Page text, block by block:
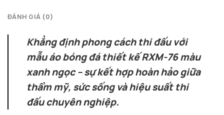
ĐÁNH GIÁ (0)
Khẳng định phong cách thi đấu với
mẫu áo bóng đá thiết kế RXM-76 màu
xanh ngọc – sự kết hợp hoàn hảo giữa
thẩm mỹ, sức sống và hiệu suất thi
đấu chuyên nghiệp.